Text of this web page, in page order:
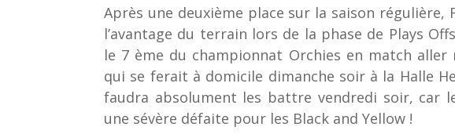
Après une deuxième place sur la saison régulière,
l’avantage du terrain lors de la phase de Plays
le 7 ème du championnat Orchies en match
qui se ferait à domicile dimanche soir à la Halle
faudra absolument les battre vendredi soir, car
une sévère défaite pour les Black and Yellow !